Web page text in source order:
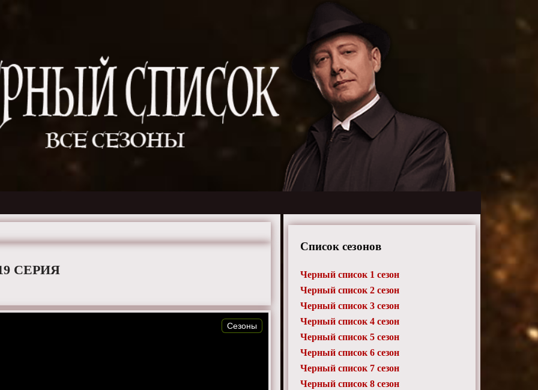
СЕРИЯ
Сезоны
Список сезонов
Черный список 1 сезон
Черный список 2 сезон
Черный список 3 сезон
Черный список 4 сезон
Черный список 5 сезон
Черный список 6 сезон
Черный список 7 сезон
Черный список 8 сезон